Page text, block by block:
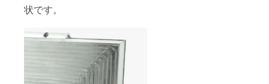
状です。